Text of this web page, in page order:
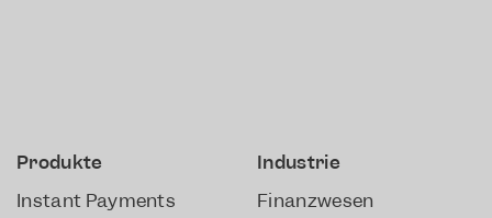
Produkte
Instant Payments
Industrie
Finanzwesen